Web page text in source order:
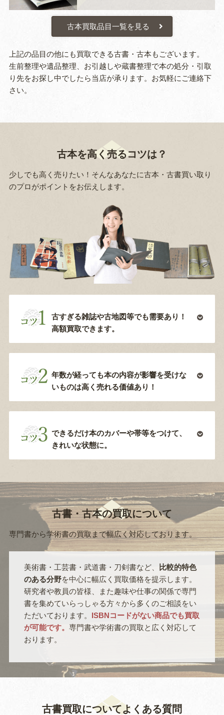
古本買取品目一覧を見る
上記の品目の他にも買取できる古書・古本もございます。
生前整理や遺品整理、お引越しや蔵書整理で本の処分・引取
り先をお探し中でしたら当店が承ります。お気軽にご連絡下
さい。
古本を高く売るコツは？
少しでも高く売りたい！そんなあなたに古本・古書買い取り
のプロがポイントをお伝えします。
古すぎる雑誌や古地図等でも需要あり！
高額買取できます。
年数が経っても本の内容が影響を受けな
いものは高く売れる価値あり！
できるだけ本のカバーや帯等をつけて、
きれいな状態に。
古書・古本の買取について
専門書から学術書の買取まで幅広く対応しております。
美術書・工芸書・武道書・刀剣書など、
比較的特色
のある分野を中心に幅広く買取価格を提示します。
研究者や教員の皆様、また趣味や仕事の関係で専門
書を集めていらっしゃる方々から多くのご相談をい
ただいております。 ISBNコードがない商品でも買取
が可能です。 専門書や学術書の買取と広く対応して
おります。
古書買取についてよくある質問